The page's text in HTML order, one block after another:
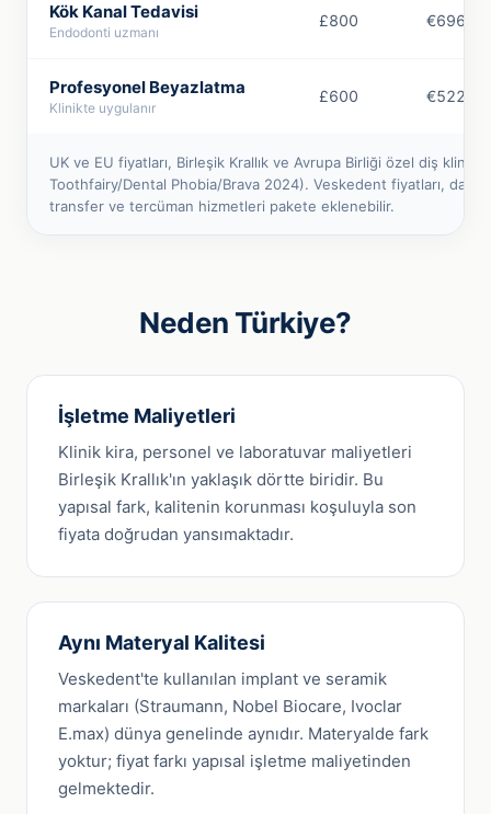
Kök Kanal Tedavisi
Endodonti uzmanı
£800 €696
Profesyonel Beyazlatma
Klinikte uygulanır
£600 €522
UK ve EU fiyatları, Birleşik Krallık ve Avrupa Birliği özel diş kliniği
Toothfairy/Dental Phobia/Brava 2024). Veskedent fiyatları,
transfer ve tercüman hizmetleri pakete eklenebilir.
Neden Türkiye?
İşletme Maliyetleri
Klinik kira, personel ve laboratuvar maliyetleri
Birleşik Krallık'ın yaklaşık dörtte biridir. Bu
yapısal fark, kalitenin korunması koşuluyla son
fiyata doğrudan yansımaktadır.
Aynı Materyal Kalitesi
Veskedent'te kullanılan implant ve seramik
markaları (Straumann, Nobel Biocare, Ivoclar
E.max) dünya genelinde aynıdır. Materyalde fark
yoktur; fiyat farkı yapısal işletme maliyetinden
gelmektedir.